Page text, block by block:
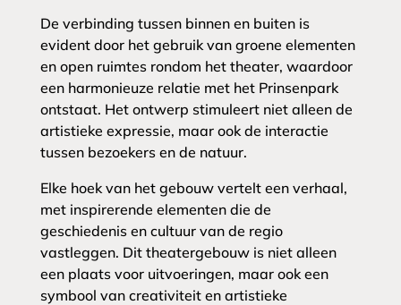
De verbinding tussen binnen en buiten is
evident door het gebruik van groene elementen
en open ruimtes rondom het theater, waardoor
een harmonieuze relatie met het Prinsenpark
ontstaat. Het ontwerp stimuleert niet alleen de
artistieke expressie, maar ook de interactie
tussen bezoekers en de natuur.
Elke hoek van het gebouw vertelt een verhaal,
met inspirerende elementen die de
geschiedenis en cultuur van de regio
vastleggen. Dit theatergebouw is niet alleen
een plaats voor uitvoeringen, maar ook een
symbool van creativiteit en artistieke